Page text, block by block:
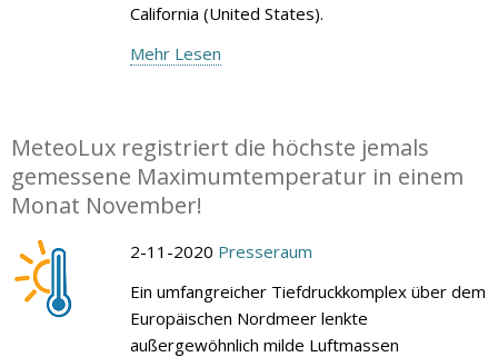
California (United States).
Mehr Lesen
MeteoLux registriert die höchste jemals
gemessene Maximumtemperatur in einem
Monat November!
2-11-2020 Presseraum
Ein umfangreicher Tiefdruckkomplex über dem
Europäischen Nordmeer lenkte
außergewöhnlich milde Luftmassen